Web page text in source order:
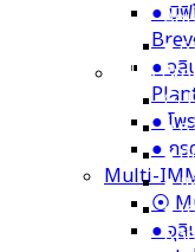
● ดี
● แ
● ธ
DHA
⦿
●
● แล
● เก
● บิฟิ
● จุลิ
● โพ
● กร